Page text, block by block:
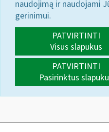
naudojimą ir naudojami
gerinimui.
PATVIRTINTI
Visus slapukus
PATVIRTINTI
Pasirinktus